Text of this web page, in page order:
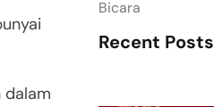
dalam
Bicara
Recent Posts